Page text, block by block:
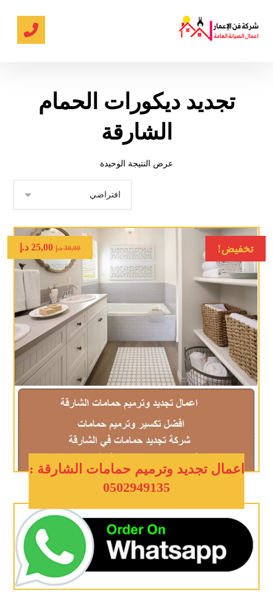
تجديد ديكورات الحمام
الشارقة
عرض النتيجة الوحيدة
تخفيض!
اعمال تجديد وترميم حمامات الشارقة :
0502949135
30,00 د.إ 25,00 د.إ